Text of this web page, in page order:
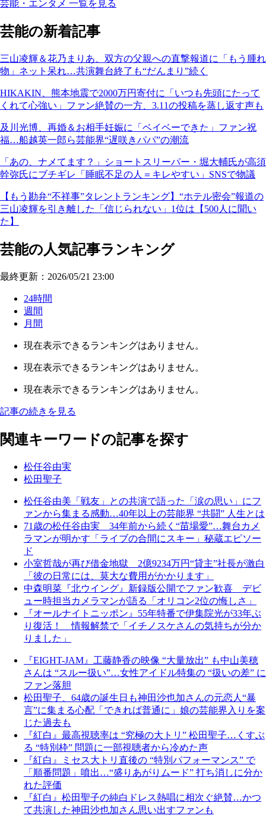
芸能・エンタメ 一覧を見る
芸能の新着記事
三山凌輝＆花乃まりあ、双方の父親への直撃報道に「もう腫れ
物」ネット呆れ…共演舞台終了も“だんまり”続く
HIKAKIN、熊本地震で2000万円寄付に「いつも先頭にたって
くれて心強い」ファン絶賛の一方、3.11の投稿を蒸し返す声も
及川光博、再婚＆お相手妊娠に「ベイベーできた」ファン祝
福…船越英一郎ら芸能界“遅咲きパパ”の潮流
「あの、ナメてます？」ショートスリーパー・堀大輔氏が高須
幹弥氏にブチギレ「睡眠不足の人＝キレやすい」SNSで物議
【もう勘弁“不祥事”タレントランキング】“ホテル密会”報道の
三山凌輝を引き離した「信じられない」1位は【500人に聞い
た】
芸能の人気記事ランキング
最終更新：2026/05/21 23:00
24時間
週間
月間
現在表示できるランキングはありません。
現在表示できるランキングはありません。
現在表示できるランキングはありません。
記事の続きを見る
関連キーワードの記事を探す
松任谷由実
松田聖子
松任谷由美「戦友」との共演で語った「涙の思い」にフ
ァンから集まる感動…40年以上の芸能界 “共闘” 人生とは
71歳の松任谷由実 34年前から続く“苗場愛”…舞台カメ
ラマンが明かす「ライブの合間にスキー」秘蔵エピソー
ド
小室哲哉が再び借金地獄 2億9234万円“貸主”社長が激白
「彼の日常には、莫大な費用がかかります」
中森明菜『北ウイング』新録版公開でファン歓喜 デビ
ュー時担当カメラマンが語る「オリコン2位の悔しさ」
『オールナイトニッポン』55年特番で伊集院光が33年ぶ
り復活！ 情報解禁で「イチノスケさんの気持ちが分か
りました」
『EIGHT-JAM』工藤静香の映像 “大量放出” も中山美穂
さんは “スルー扱い”…女性アイドル特集の “扱いの差” に
ファン落胆
松田聖子、64歳の誕生日も神田沙也加さんの元恋人“暴
言”に集まる心配「できれば普通に」娘の芸能界入りを案
じた過去も
『紅白』最高視聴率は “究極の大トリ” 松田聖子…くすぶ
る “特別枠” 問題に一部視聴者から冷めた声
『紅白』ミセス大トリ直後の “特別パフォーマンス” で
「順番問題」噴出…“盛りあがりムード” 打ち消しに分か
れた評価
『紅白』松田聖子の純白ドレス熱唱に相次ぐ絶賛…かつ
て共演した神田沙也加さん思い出すファンも